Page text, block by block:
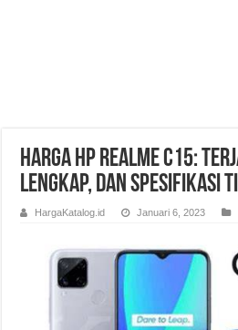
Harga HP Realme C15:
Lengkap, dan Spesifikasi
HargaKatalog.id Januari 6, 2023